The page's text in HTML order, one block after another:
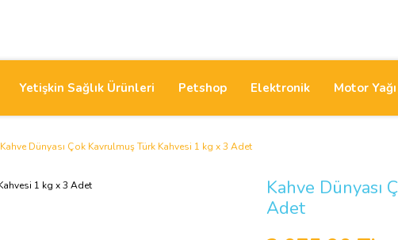
Yetişkin Sağlık Ürünleri Petshop Elektronik Motor Yağı
Kahve Dünyası Çok Kavrulmuş Türk Kahvesi 1 kg x 3 Adet
Kahve Dünyası
Adet